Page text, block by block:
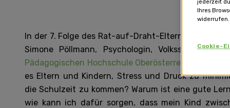
In der 7. Folge des Rat-auf-Draht-Elternseite-
Simone Pöllmann, Psychologin,
Pädagogischen Hochschule Oberösterreich
es Eltern und Kindern, Stress und Druck zu
die Schulzeit zu kommen? Warum ist eine gute
wie kann ich dafür sorgen, dass mein Kind
jederzeit
Ihres
Cookie-